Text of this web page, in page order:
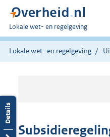
U
bent
hier:
Lokale wet- en regelgeving
Lokale wet- en regelgeving